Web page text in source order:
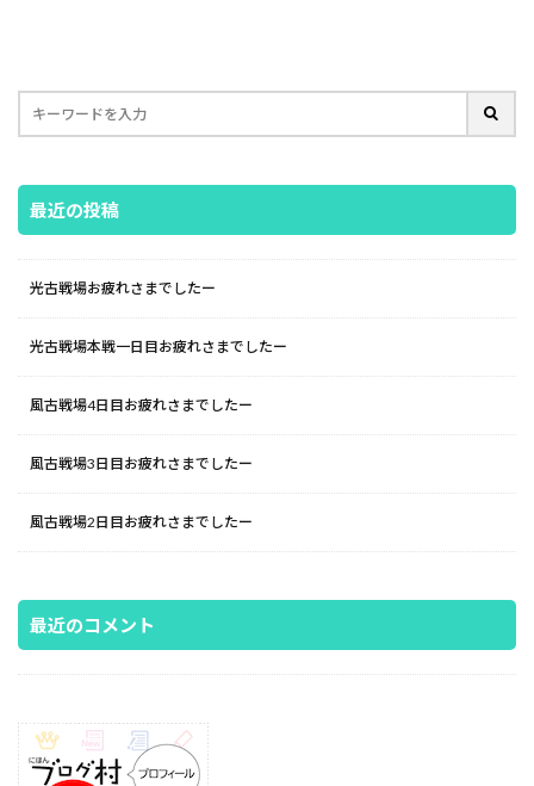
最近の投稿
光古戦場お疲れさまでしたー
光古戦場本戦一日目お疲れさまでしたー
風古戦場4日目お疲れさまでしたー
風古戦場3日目お疲れさまでしたー
風古戦場2日目お疲れさまでしたー
最近のコメント